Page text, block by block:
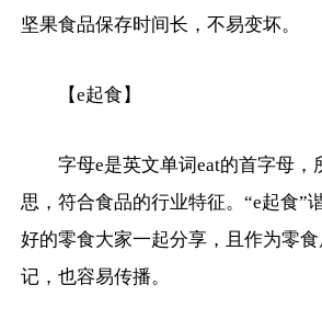
坚果食品保存时间长，不易变坏。
【e起食】
字母e是英文单词eat的首字母，
思，符合食品的行业特征。“e起食”
好的零食大家一起分享，且作为零
记，也容易传播。